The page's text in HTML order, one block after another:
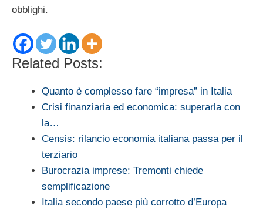
obblighi.
Related Posts:
Quanto è complesso fare “impresa” in Italia
Crisi finanziaria ed economica: superarla con
la…
Censis: rilancio economia italiana passa per il
terziario
Burocrazia imprese: Tremonti chiede
semplificazione
Italia secondo paese più corrotto d’Europa